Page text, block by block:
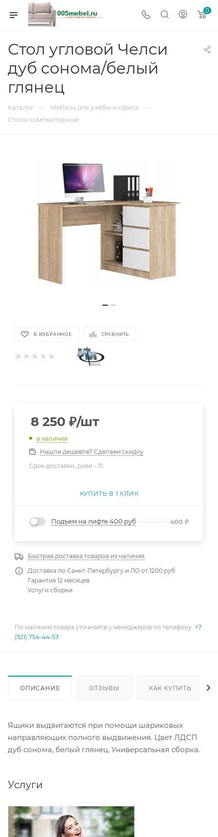
0
Стол угловой Челси
дуб сонома/белый
глянец
Каталог — Мебель для учебы и офиса —
Столы компьютерные
В ИЗБРАННОЕ СРАВНИТЬ
8 250 ₽/шт
в наличии
Нашли дешевле? Сделаем скидку
Срок доставки, дней - 15
КУПИТЬ В 1 КЛИК
Подъем на лифте 400 руб 400 ₽
Быстрая доставка товаров из наличия
Доставка по Санкт-Петербургу и ЛО от 1200 руб
Гарантия 12 месяцев.
Услуги сборки
По наличию товара уточняйте у менеджеров по телефону: +7
(921) 754-44-53
ОПИСАНИЕ ОТЗЫВЫ КАК КУПИТЬ
Ящики выдвигаются при помощи шариковых
направляющих полного выдвижения. Цвет ЛДСП
дуб сонома, белый глянец. Универсальная сборка.
Услуги